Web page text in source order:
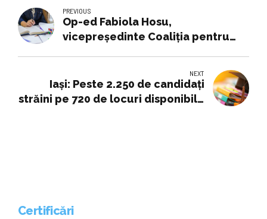
PREVIOUS
Op-ed Fabiola Hosu,
vicepreşedinte Coaliţia pentru
NEXT
Iași: Peste 2.250 de candidați
străini pe 720 de locuri disponibile
Certificări